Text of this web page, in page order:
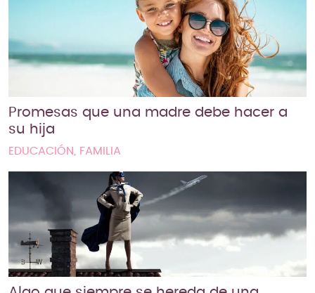
Promesas que una madre debe hacer a
su hija
EDUCACIÓN, FAMILIA